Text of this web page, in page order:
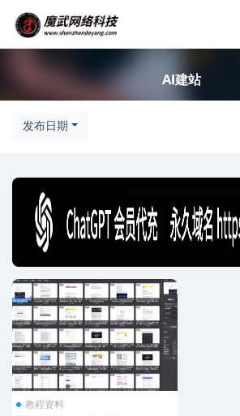
AI建站
发布日期
教程资料